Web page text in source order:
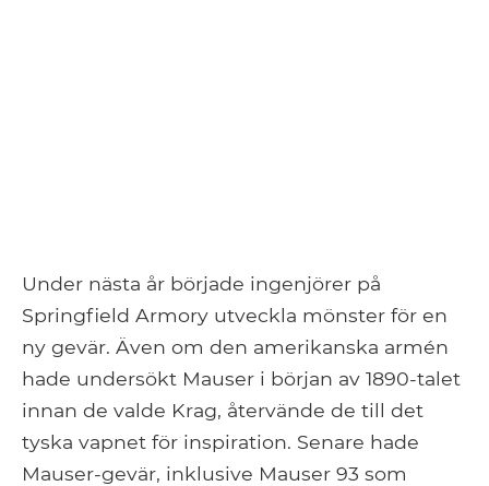
Under nästa år började ingenjörer på
Springfield Armory utveckla mönster för en
ny gevär. Även om den amerikanska armén
hade undersökt Mauser i början av 1890-talet
innan de valde Krag, återvände de till det
tyska vapnet för inspiration. Senare hade
Mauser-gevär, inklusive Mauser 93 som